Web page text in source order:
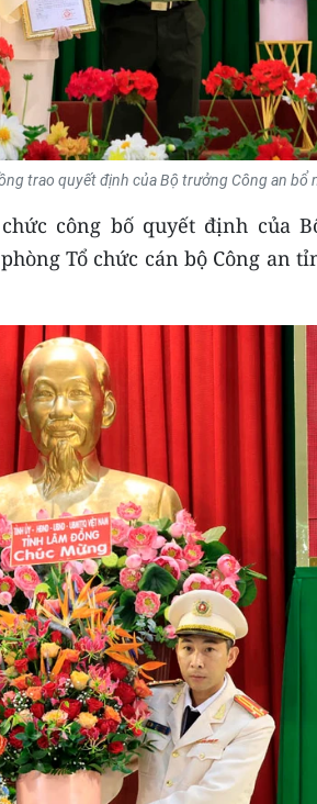
trao quyết định của Bộ trưởng Công an bổ
công bố quyết định của
Tổ chức cán bộ Công an